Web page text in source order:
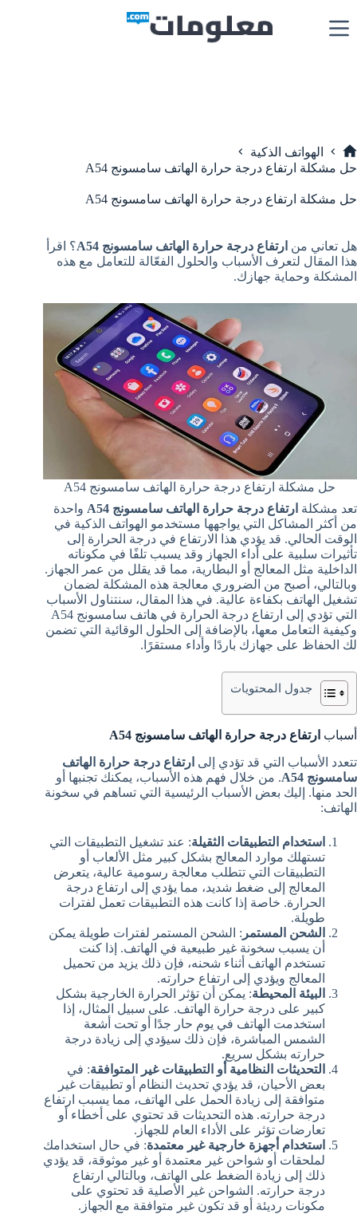
إلى
المحتوى
الرئيسية
الهواتف الذكية
حل مشكلة ارتفاع درجة حرارة الهاتف سامسونج A54
حل مشكلة ارتفاع درجة حرارة الهاتف سامسونج A54
هل تعاني من ارتفاع درجة حرارة الهاتف سامسونج A54
؟ اقرأ
هذا المقال لتعرف الأسباب والحلول الفعّالة للتعامل مع هذه
المشكلة وحماية جهازك.
حل مشكلة ارتفاع درجة حرارة الهاتف سامسونج A54
تعد مشكلة ارتفاع درجة حرارة الهاتف سامسونج A54
واحدة
من أكثر المشاكل التي يواجهها مستخدمو الهواتف الذكية في
الوقت الحالي. قد يؤدي هذا الارتفاع في درجة الحرارة إلى
تأثيرات سلبية على أداء الجهاز وقد يسبب تلفًا في مكوناته
الداخلية مثل المعالج أو البطارية، مما قد يقلل من عمر الجهاز.
وبالتالي، أصبح من الضروري معالجة هذه المشكلة لضمان
تشغيل الهاتف بكفاءة عالية. في هذا المقال، سنتناول الأسباب
التي تؤدي إلى ارتفاع درجة الحرارة في هاتف سامسونج A54
وكيفية التعامل معها، بالإضافة إلى الحلول الوقائية التي تضمن
لك الحفاظ على جهازك باردًا وأداء مستقرًا.
جدول المحتويات
أسباب ارتفاع درجة حرارة الهاتف سامسونج A54
تتعدد الأسباب التي قد تؤدي إلى ارتفاع درجة حرارة الهاتف
سامسونج A54
. من خلال فهم هذه الأسباب، يمكنك تجنبها أو
الحد منها. إليك بعض الأسباب الرئيسية التي تساهم في سخونة
الهاتف:
استخدام التطبيقات الثقيلة: عند تشغيل التطبيقات التي
تستهلك موارد المعالج بشكل كبير مثل الألعاب أو
التطبيقات التي تتطلب معالجة رسومية عالية، يتعرض
المعالج إلى ضغط شديد، مما يؤدي إلى ارتفاع درجة
الحرارة. خاصة إذا كانت هذه التطبيقات تعمل لفترات
طويلة.
الشحن المستمر : الشحن المستمر لفترات طويلة يمكن
أن يسبب سخونة غير طبيعية في الهاتف. إذا كنت
تستخدم الهاتف أثناء شحنه، فإن ذلك يزيد من تحميل
المعالج ويؤدي إلى ارتفاع حرارته.
البيئة المحيطة: يمكن أن تؤثر الحرارة الخارجية بشكل
كبير على درجة حرارة الهاتف. على سبيل المثال، إذا
استخدمت الهاتف في يوم حار جدًا أو تحت أشعة
الشمس المباشرة، فإن ذلك سيؤدي إلى زيادة درجة
حرارته بشكل سريع.
التحديثات النظامية أو التطبيقات غير المتوافقة: في
بعض الأحيان، قد يؤدي تحديث النظام أو تطبيقات غير
متوافقة إلى زيادة الحمل على الهاتف، مما يسبب ارتفاع
درجة حرارته. هذه التحديثات قد تحتوي على أخطاء أو
تعارضات تؤثر على الأداء العام للجهاز.
استخدام أجهزة خارجية غير معتمدة: في حال استخدامك
لملحقات أو شواحن غير معتمدة أو غير موثوقة، قد يؤدي
ذلك إلى زيادة الضغط على الهاتف، وبالتالي ارتفاع
درجة حرارته. الشواحن غير الأصلية قد تحتوي على
مكونات رديئة أو قد تكون غير متوافقة مع الجهاز.